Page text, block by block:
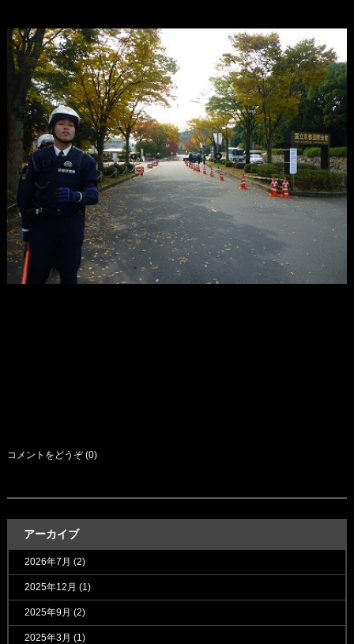
コメントをどうぞ (0)
アーカイブ
2026年7月 (2)
2025年12月 (1)
2025年9月 (2)
2025年3月 (1)